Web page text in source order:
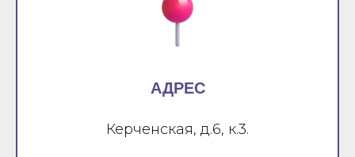
АДРЕС
Керченская, д.6, к.3.